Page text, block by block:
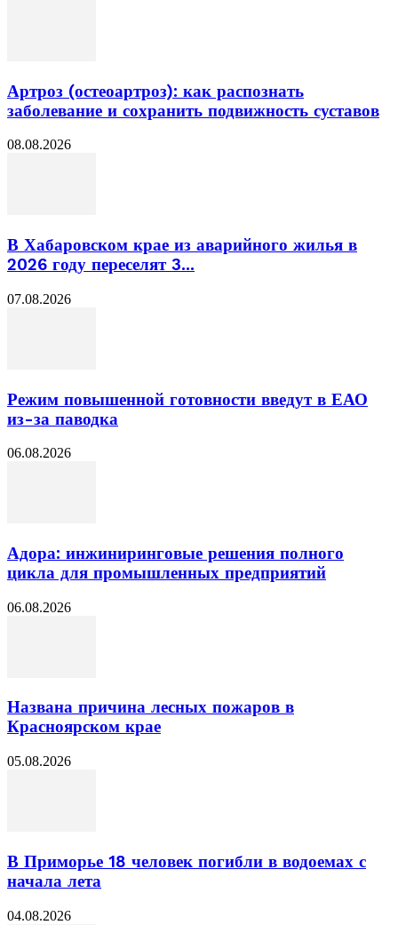
Артроз (остеоартроз): как распознать
заболевание и сохранить подвижность суставов
08.08.2026
В Хабаровском крае из аварийного жилья в
2026 году переселят 3...
07.08.2026
Режим повышенной готовности введут в ЕАО
из-за паводка
06.08.2026
Адора: инжиниринговые решения полного
цикла для промышленных предприятий
06.08.2026
Названа причина лесных пожаров в
Красноярском крае
05.08.2026
В Приморье 18 человек погибли в водоемах с
начала лета
04.08.2026